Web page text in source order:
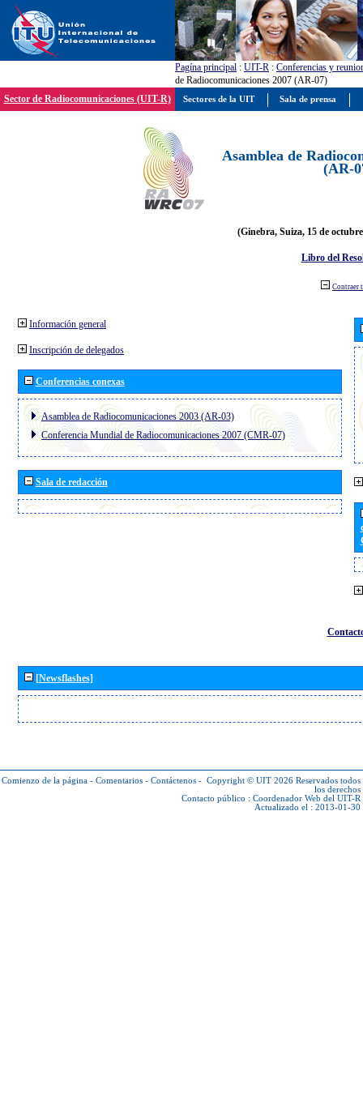
Pagína principal : UIT-R : Conferencias y
de Radiocomunicaciones 2007 (AR-07)
Sector de Radiocomunicaciones (UIT-R)
Asamblea de
(AR-
(Ginebra, Suiza, 15 de
Libro del
Contraer
Información general
Inscripción de delegados
Conferencias conexas
Asamblea de Radiocomunicaciones 2003 (AR-03)
Conferencia Mundial de Radiocomunicaciones 2007 (CMR-07)
Sala de redacción
[Newsflashes]
Comienzo de la página - Comentarios - Contáctenos - Copyright © UIT 2026 Reservados todos
los derechos
Contacto público : Coordenador Web del UIT-R
Actualizado el : 2013-01-30
Sectores de la UIT Sala de prensa